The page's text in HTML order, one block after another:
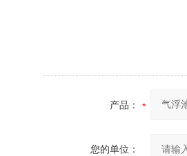
产品：
您的单位：